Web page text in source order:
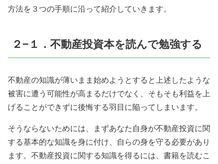
方法を３つの手順に沿って紹介していきます。
２−１．不動産投資本を読んで勉強する
不動産の知識が薄いまま始めようとすると上述したような
被害に遭う可能性が高まるだけでなく、そもそも利益を上
げることができずに後悔する羽目に陥ってしまいます。
そうならないためには、まずあなた自身が不動産投資に関
する基本的な知識を身に付け、自らの身を守る必要があり
ます。不動産投資に関する知識を得るには、書籍を読むこ